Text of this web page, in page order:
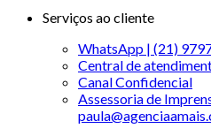
Serviços ao cliente
WhatsApp | (21)
Central de
Canal Confidencial
Assessoria de